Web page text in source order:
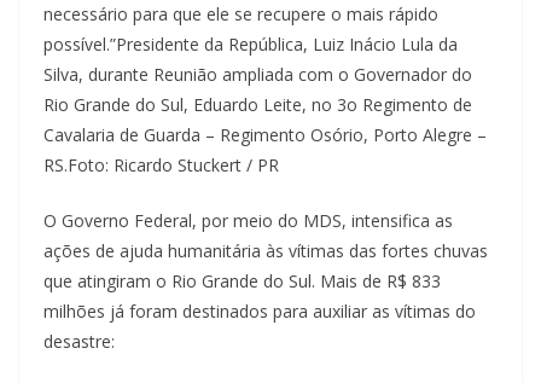
necessário para que ele se recupere o mais rápido
possível.”Presidente da República, Luiz Inácio Lula da
Silva, durante Reunião ampliada com o Governador do
Rio Grande do Sul, Eduardo Leite, no 3o Regimento de
Cavalaria de Guarda – Regimento Osório, Porto Alegre –
RS.Foto: Ricardo Stuckert / PR
O Governo Federal, por meio do MDS, intensifica as
ações de ajuda humanitária às vítimas das fortes chuvas
que atingiram o Rio Grande do Sul. Mais de R$ 833
milhões já foram destinados para auxiliar as vítimas do
desastre: